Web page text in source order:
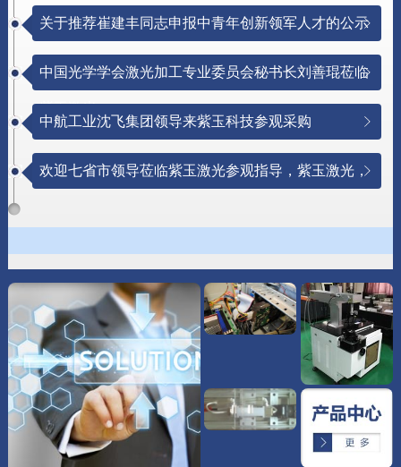
关于推荐崔建丰同志申报中青年创新领军人才的公示
中国光学学会激光加工专业委员会秘书长刘善琨莅临
紫玉激光
中航工业沈飞集团领导来紫玉科技参观采购
欢迎七省市领导莅临紫玉激光参观指导，紫玉激光，